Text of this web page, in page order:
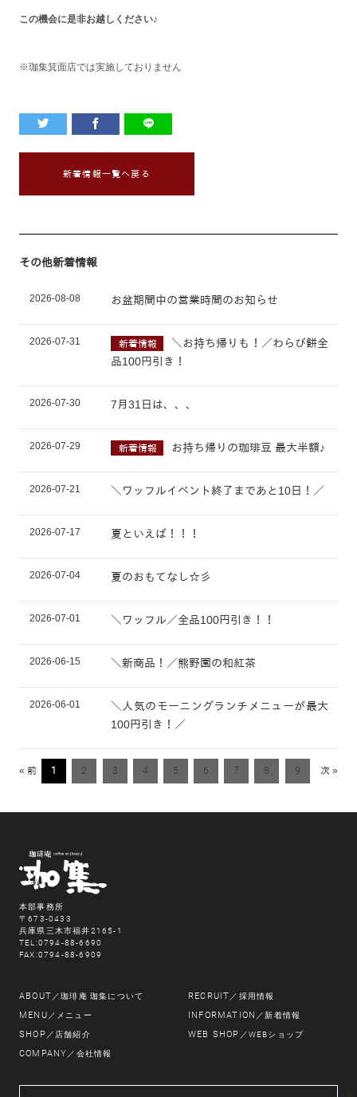
この機会に是非お越しください♪
※珈集箕面店では実施しておりません
新着情報一覧へ戻る
その他新着情報
2026-08-08 お盆期間中の営業時間のお知らせ
2026-07-31 新着情報
＼お持ち帰りも！／わらび餅全
品100円引き！
2026-07-30 7月31日は、、、
2026-07-29 新着情報 お持ち帰りの珈琲豆 最大半額♪
2026-07-21 ＼ワッフルイベント終了まであと10日！／
2026-07-17 夏といえば！！！
2026-07-04 夏のおもてなし☆彡
2026-07-01 ＼ワッフル／全品100円引き！！
2026-06-15 ＼新商品！／熊野園の和紅茶
2026-06-01
＼人気のモーニングランチメニューが最大
100円引き！／
« 前 1 2 3 4 5 6 7 8 9 次 »
本部事務所
〒673-0433
兵庫県三木市福井2165-1
TEL:0794-88-6690
FAX:0794-88-6909
ABOUT ／珈琲庵 珈集について RECRUIT ／採用情報
MENU ／メニュー INFORMATION ／新着情報
SHOP ／店舗紹介 WEB SHOP ／WEBショップ
COMPANY ／会社情報